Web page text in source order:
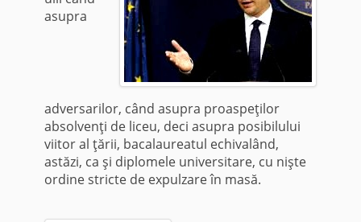
asupra
adversarilor, când asupra proaspeţilor
absolvenţi de liceu, deci asupra posibilului
viitor al ţării, bacalaureatul echivalând,
astăzi, ca şi diplomele universitare, cu nişte
ordine stricte de expulzare în masă.